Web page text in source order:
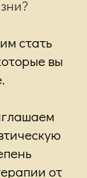
стать
вы
от